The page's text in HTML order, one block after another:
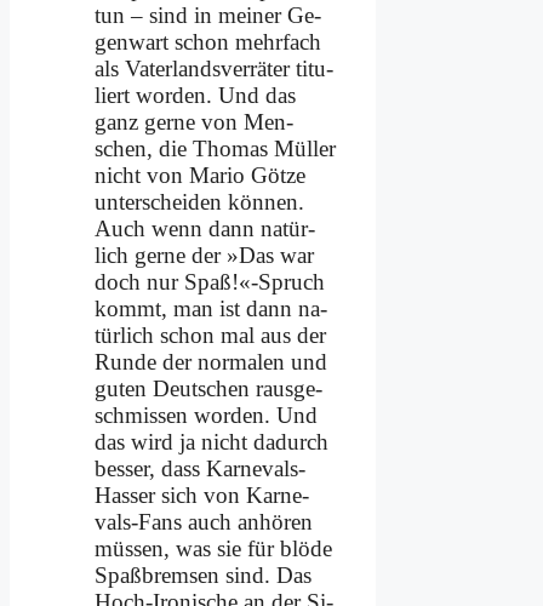
tun – sind in mei­ner Ge­
gen­wart schon mehr­fach
als Va­ter­lands­ver­rä­ter ti­tu­
liert wor­den. Und das
ganz ger­ne von Men­
schen, die Tho­mas Mül­ler
nicht von Ma­rio Göt­ze
un­ter­schei­den kön­nen.
Auch wenn dann na­tür­
lich ger­ne der »Das war
doch nur Spaß!«-Spruch
kommt, man ist dann na­
tür­lich schon mal aus der
Run­de der nor­ma­len und
gu­ten Deut­schen raus­ge­
schmis­sen wor­den. Und
das wird ja nicht da­durch
bes­ser, dass Kar­ne­vals-
Has­ser sich von Kar­ne­
vals-Fans auch an­hö­ren
müs­sen, was sie für blö­de
Spaß­brem­sen sind. Das